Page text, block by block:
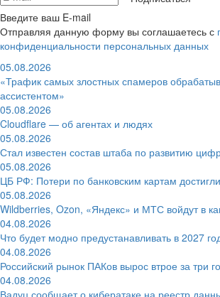
Введите ваш E-mail
Отправляя данную форму вы соглашаетесь с
конфиденциальности персональных данных
05.08.2026
«Трафик самых злостных спамеров
ассистентом»
05.08.2026
Cloudflare — об агентах и людях
05.08.2026
Стал известен состав штаба по развитию
05.08.2026
ЦБ РФ: Потери по банковским картам
05.08.2026
Wildberries, Ozon, «Яндекс» и МТС войдут в
04.08.2026
Что будет модно предустанавливать в 2027
04.08.2026
Российский рынок ПАКов вырос втрое за три
04.08.2026